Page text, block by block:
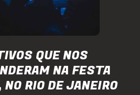
QUE NOS
NA FESTA
RIO DE JANEIRO